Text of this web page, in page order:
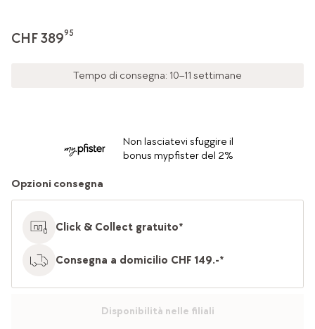
CHF 38995
Tempo di consegna: 10–11 settimane
Non lasciatevi sfuggire il
bonus mypfister del 2%
Opzioni consegna
Click & Collect gratuito*
Consegna a domicilio CHF 149.-*
Disponibilità nelle filiali